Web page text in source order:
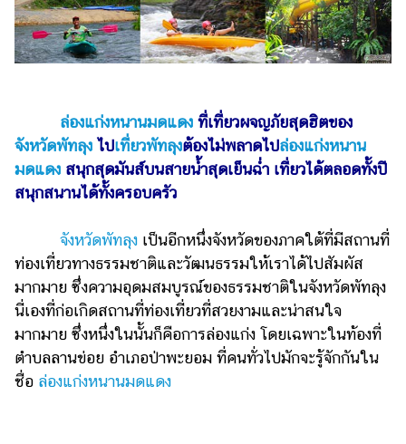
บันเทิง
เกาหลี
ดูด
วง
ผู้
ผู้ชาย
สุขภาพ
ท่อง
เที่ยว
สูตร
ล่องแก่งหนานมดแดง ที่เที่ยวผจญภัยสุดฮิตของ
จังหวัดพัทลุง ไปเที่ยวพัทลุงต้องไม่พลาดไปล่องแก่งหนาน
มดแดง สนุกสุดมันส์บนสายน้ำสุดเย็นฉ่ำ เที่ยวได้ตลอดทั้งปี
สนุกสนานได้ทั้งครอบครัว
จังหวัดพัทลุง เป็นอีกหนึ่งจังหวัดของภาคใต้ที่มีสถานที่
ท่องเที่ยวทางธรรมชาติและวัฒนธรรมให้เราได้ไปสัมผัส
มากมาย ซึ่งความอุดมสมบูรณ์ของธรรมชาติในจังหวัดพัทลุง
นี่เองที่ก่อเกิดสถานที่ท่องเที่ยวที่สวยงามและน่าสนใจ
มากมาย ซึ่งหนึ่งในนั้นก็คือการล่องแก่ง โดยเฉพาะในท้องที่
ตำบลลานข่อย อำเภอป่าพะยอม ที่คนทั่วไปมักจะรู้จักกันใน
ชื่อ ล่องแก่งหนานมดแดง